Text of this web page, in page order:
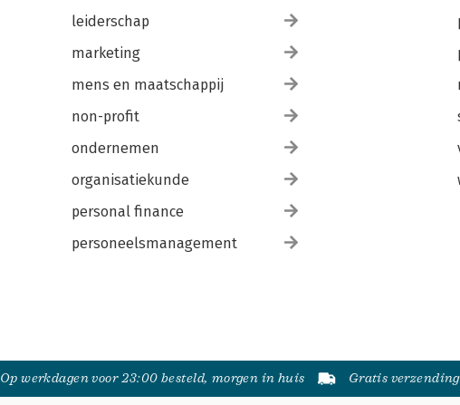
leiderschap
marketing
mens en maatschappij
non-profit
ondernemen
organisatiekunde
personal finance
personeelsmanagement
Op werkdagen voor 23:00 besteld, morgen in huis Gratis